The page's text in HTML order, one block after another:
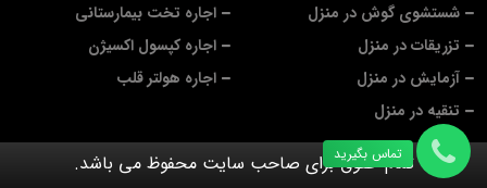
اجاره تخت بیمارستانی
اجاره کپسول اکسیژن
اجاره هولتر قلب
شستشوی گوش در منزل
تزریقات در منزل
آزمایش در منزل
تنقیه در منزل
تمام حقوق برای صاحب سایت محفوظ می باشد.
تماس بگیرید